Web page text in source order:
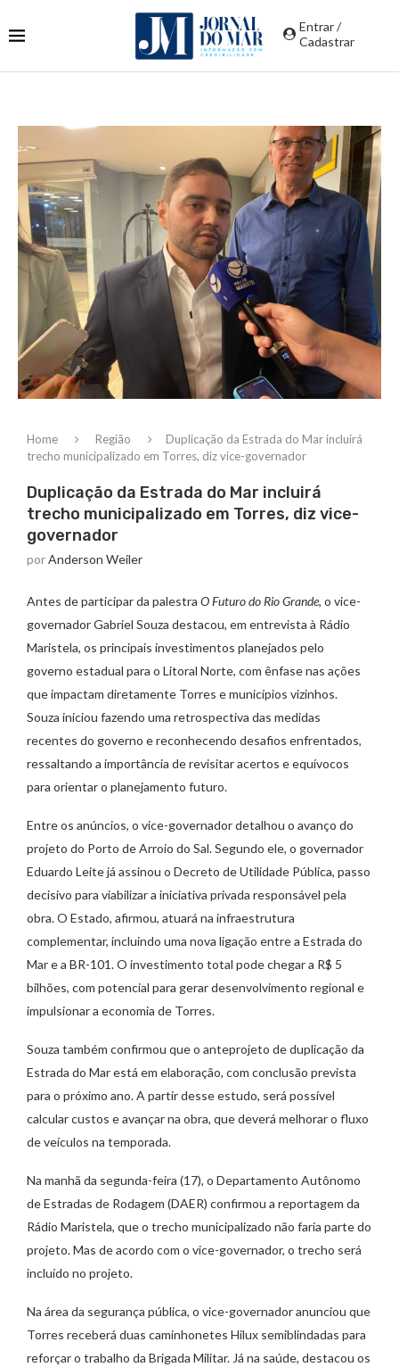
Entrar /
Cadastrar
Home Região
Duplicação da Estrada do Mar incluirá
trecho municipalizado em Torres, diz vice-governador
Duplicação da Estrada do Mar incluirá
trecho municipalizado em Torres, diz vice-
governador
porAnderson Weiler
Antes de participar da palestra O Futuro do Rio Grande, o vice-
governador Gabriel Souza destacou, em entrevista à Rádio
Maristela, os principais investimentos planejados pelo
governo estadual para o Litoral Norte, com ênfase nas ações
que impactam diretamente Torres e municípios vizinhos.
Souza iniciou fazendo uma retrospectiva das medidas
recentes do governo e reconhecendo desafios enfrentados,
ressaltando a importância de revisitar acertos e equívocos
para orientar o planejamento futuro.
Entre os anúncios, o vice-governador detalhou o avanço do
projeto do Porto de Arroio do Sal. Segundo ele, o governador
Eduardo Leite já assinou o Decreto de Utilidade Pública, passo
decisivo para viabilizar a iniciativa privada responsável pela
obra. O Estado, afirmou, atuará na infraestrutura
complementar, incluindo uma nova ligação entre a Estrada do
Mar e a BR-101. O investimento total pode chegar a R$ 5
bilhões, com potencial para gerar desenvolvimento regional e
impulsionar a economia de Torres.
Souza também confirmou que o anteprojeto de duplicação da
Estrada do Mar está em elaboração, com conclusão prevista
para o próximo ano. A partir desse estudo, será possível
calcular custos e avançar na obra, que deverá melhorar o fluxo
de veículos na temporada.
Na manhã da segunda-feira (17), o Departamento Autônomo
de Estradas de Rodagem (DAER) confirmou a reportagem da
Rádio Maristela, que o trecho municipalizado não faria parte do
projeto. Mas de acordo com o vice-governador, o trecho será
incluído no projeto.
Na área da segurança pública, o vice-governador anunciou que
Torres receberá duas caminhonetes Hilux semiblindadas para
reforçar o trabalho da Brigada Militar. Já na saúde, destacou os